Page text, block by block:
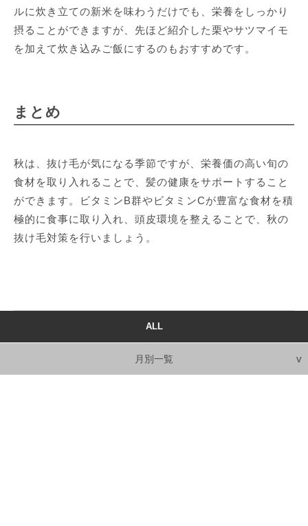
ルに炊き立ての新米を味わうだけでも、栄養をしっかり
摂ることができますが、先ほど紹介した栗やサツマイモ
を加えて炊き込みご飯にするのもおすすめです。
まとめ
秋は、抜け毛が気になる季節ですが、栄養価の高い旬の
食材を取り入れることで、髪の健康をサポートすること
ができます。ビタミンB群やビタミンCが豊富な食材を積
極的に食事に取り入れ、頭皮環境を整えることで、秋の
抜け毛対策を行いましょう。
ALL
月別一覧